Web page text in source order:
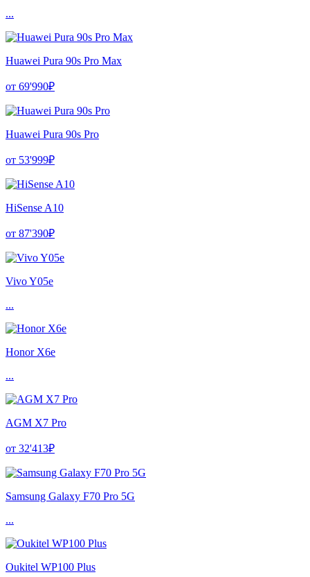
...
Huawei Pura 90s Pro Max
от 69'990₽
Huawei Pura 90s Pro
от 53'999₽
HiSense A10
от 87'390₽
Vivo Y05e
...
Honor X6e
...
AGM X7 Pro
от 32'413₽
Samsung Galaxy F70 Pro 5G
...
Oukitel WP100 Plus